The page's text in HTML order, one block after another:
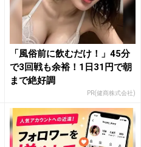
「風俗前に飲むだけ！」45分
で3回戦も余裕！1日31円で朝
まで絶好調
PR(健商株式会社)